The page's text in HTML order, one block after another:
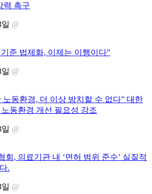
력 촉구
@
준 법제화, 이제는 이행이다”
@
노동환경, 더 이상 방치할 수 없다” 대한
동환경 개선 필요성 강조
@
회, 의료기관 내 ‘면허 범위 준수’ 실질적
.
@